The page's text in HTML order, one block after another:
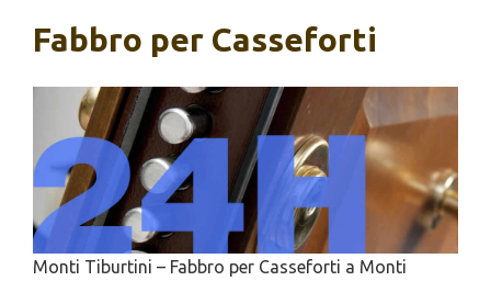
Fabbro per Casseforti
Monti Tiburtini – Fabbro per Casseforti a Monti